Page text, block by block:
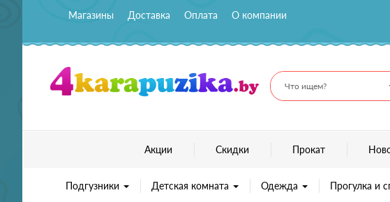
Магазины Доставка Оплата О компании
Что ищем?
Акции Скидки Прокат
Подгузники Детская комната Одежда Прогулка и